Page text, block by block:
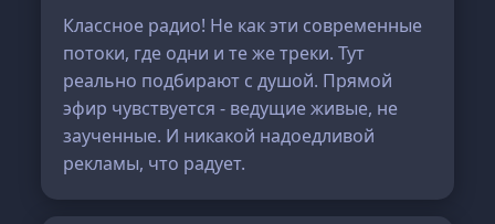
Классное радио! Не как эти современные
потоки, где одни и те же треки. Тут
реально подбирают с душой. Прямой
эфир чувствуется - ведущие живые, не
заученные. И никакой надоедливой
рекламы, что радует.